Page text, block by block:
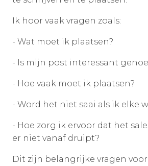
Ik hoor vaak vragen zoals:
- Wat moet ik plaatsen?
- Is mijn post interessant
- Hoe vaak moet ik plaatsen?
- Word het niet saai als ik elke
- Hoe zorg ik ervoor dat het
er niet vanaf druipt?
Dit zijn belangrijke vragen